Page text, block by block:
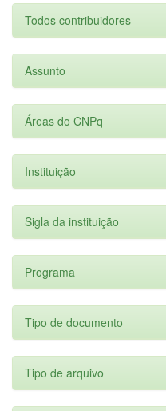
Todos contribuidores
Assunto
Áreas do CNPq
Instituição
Sigla da instituição
Programa
Tipo de documento
Tipo de arquivo